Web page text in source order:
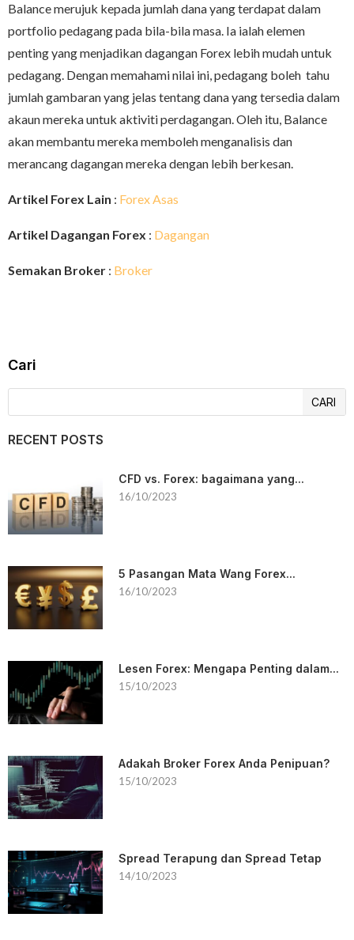
Balance merujuk kepada jumlah dana yang terdapat dalam
portfolio pedagang pada bila-bila masa. Ia ialah elemen
penting yang menjadikan dagangan Forex lebih mudah untuk
pedagang. Dengan memahami nilai ini, pedagang boleh tahu
jumlah gambaran yang jelas tentang dana yang tersedia dalam
akaun mereka untuk aktiviti perdagangan. Oleh itu, Balance
akan membantu mereka memboleh menganalisis dan
merancang dagangan mereka dengan lebih berkesan.
Artikel Forex Lain : Forex Asas
Artikel Dagangan Forex : Dagangan
Semakan Broker : Broker
Cari
CARI
RECENT POSTS
CFD vs. Forex: bagaimana yang...
16/10/2023
5 Pasangan Mata Wang Forex...
16/10/2023
Lesen Forex: Mengapa Penting dalam...
15/10/2023
Adakah Broker Forex Anda Penipuan?
15/10/2023
Spread Terapung dan Spread Tetap
14/10/2023